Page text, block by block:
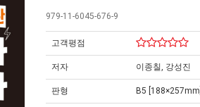
979-11-6045-676-9
고객평점
저자 이종칠, 강성진
판형 B5 [188×257mm]